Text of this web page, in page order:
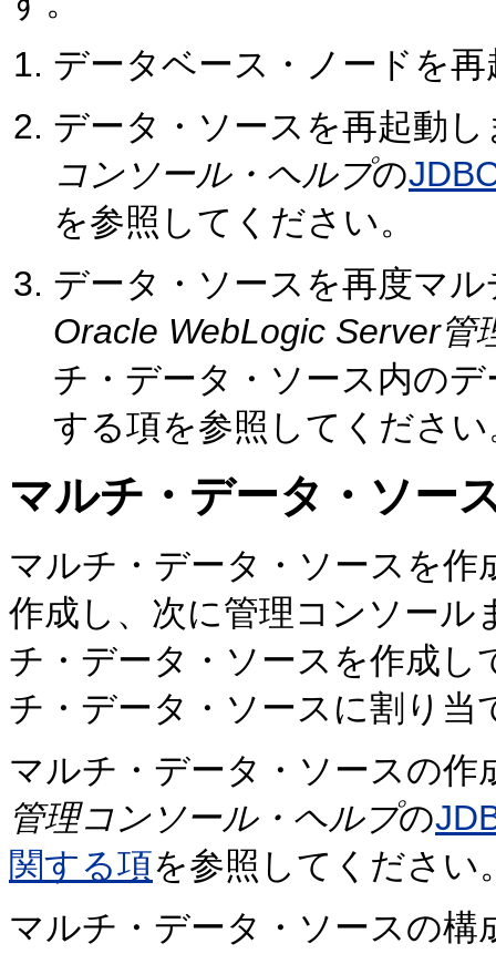
データベース・ノードを
データ・ソースを再起動し
コンソール・ヘルプの
を参照してください。
データ・ソースを再度マ
Oracle WebLogic Server管
チ・データ・ソース内の
する項を参照してください
マルチ・データ・ソー
マルチ・データ・ソースを
作成し、次に管理コンソール
チ・データ・ソースを作成
チ・データ・ソースに割り当
マルチ・データ・ソースの作
管理コンソール・ヘルプの
関する項を参照してください
マルチ・データ・ソースの